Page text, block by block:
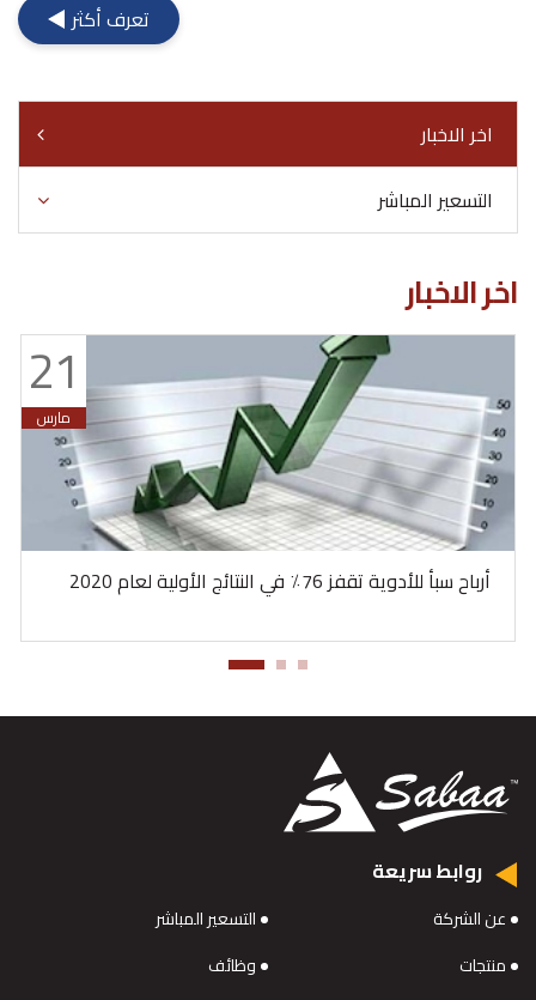
اخر الاخبار
التسعير المباشر
اخر الاخبار
21
مارس
أرباح سبأ للأدوية تقفز 76٪ في النتائج الأولية لعام 2020
تعرف أكثر
روابط سريعة
عن الشركة
التسعير المباشر
منتجات
وظائف